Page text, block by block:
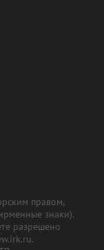
правом,
знаки).
разрешено